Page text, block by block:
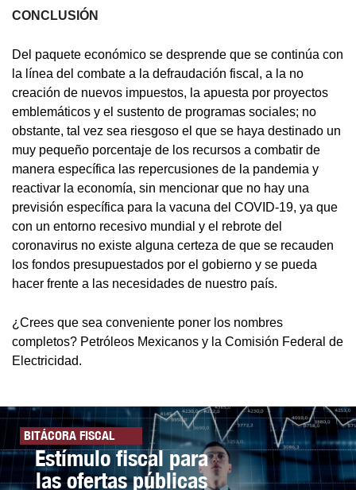
CONCLUSIÓN
Del paquete económico se desprende que se continúa con
la línea del combate a la defraudación fiscal, a la no
creación de nuevos impuestos, la apuesta por proyectos
emblemáticos y el sustento de programas sociales; no
obstante, tal vez sea riesgoso el que se haya destinado un
muy pequeño porcentaje de los recursos a combatir de
manera específica las repercusiones de la pandemia y
reactivar la economía, sin mencionar que no hay una
previsión específica para la vacuna del COVID-19, ya que
con un entorno recesivo mundial y el rebrote del
coronavirus no existe alguna certeza de que se recauden
los fondos presupuestados por el gobierno y se pueda
hacer frente a las necesidades de nuestro país.
¿Crees que sea conveniente poner los nombres
completos? Petróleos Mexicanos y la Comisión Federal de
Electricidad.
BITÁCORA FISCAL
Estímulo fiscal para
las ofertas públicas